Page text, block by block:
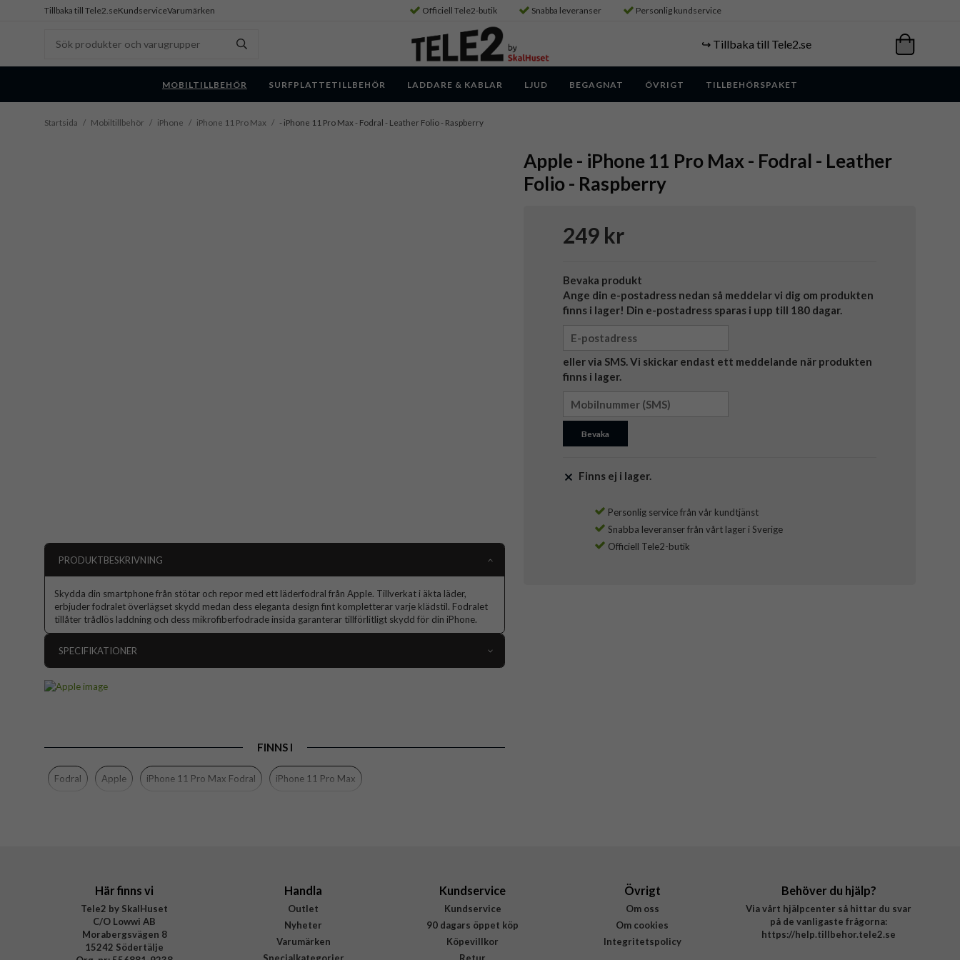
Tillbaka till Tele2.seKundserviceVarumärken Officiell Tele2-butik Snabba leveranser Personlig kundservice
↪️ Tillbaka till Tele2.se
MOBILTILLBEHÖR SURFPLATTETILLBEHÖR LADDARE & KABLAR LJUD BEGAGNAT ÖVRIGT TILLBEHÖRSPAKET
Startsida / Mobiltillbehör / iPhone / iPhone 11 Pro Max / - iPhone 11 Pro Max - Fodral - Leather Folio - Raspberry
Apple - iPhone 11 Pro Max - Fodral - Leather
Folio - Raspberry
249 kr
Bevaka produkt
Ange din e-postadress nedan så meddelar vi dig om produkten
finns i lager! Din e-postadress sparas i upp till 180 dagar.
eller via SMS. Vi skickar endast ett meddelande när produkten
finns i lager.
Bevaka
Finns ej i lager.
Personlig service från vår kundtjänst
Snabba leveranser från vårt lager i Sverige
Officiell Tele2-butik
PRODUKTBESKRIVNING
Skydda din smartphone från stötar och repor med ett läderfodral från Apple. Tillverkat i äkta läder,
erbjuder fodralet överlägset skydd medan dess eleganta design fint kompletterar varje klädstil. Fodralet
tillåter trådlös laddning och dess mikrofiberfodrade insida garanterar tillförlitligt skydd för din iPhone.
SPECIFIKATIONER
Egenskaper
Kortfack, Trådlös laddning-kompatibel
Färg
FINNS I
Fodral Apple iPhone 11 Pro Max Fodral iPhone 11 Pro Max
Här finns vi
Tele2 by SkalHuset
C/O Lowwi AB
Morabergsvägen 8
15242 Södertälje
Handla
Outlet
Nyheter
Varumärken
Kundservice
Kundservice
90 dagars öppet köp
Köpevillkor
Övrigt
Om oss
Om cookies
Integritetspolicy
Behöver du hjälp?
Via vårt hjälpcenter så hittar du svar
på de vanligaste frågorna:
https://help.tillbehor.tele2.se